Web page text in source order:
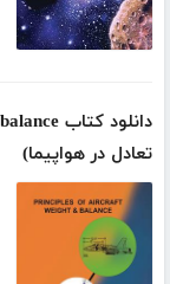
تعادل در هواپیما)